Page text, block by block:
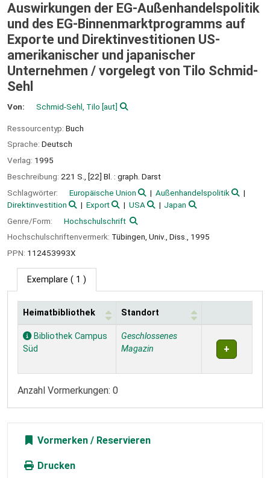
Auswirkungen der EG-Außenhandelspolitik
und des EG-Binnenmarktprogramms auf
Exporte und Direktinvestitionen US-
amerikanischer und japanischer
Unternehmen / vorgelegt von Tilo Schmid-
Sehl
Von: Schmid-Sehl, Tilo [aut]
Ressourcentyp: Buch
Sprache: Deutsch
Verlag: 1995
Beschreibung: 221 S., [22] Bl. : graph. Darst
Schlagwörter:
Europäische Union
Außenhandelspolitik
Direktinvestition
Export USA
Japan
Genre/Form:
Hochschulschrift
Hochschulschriftenvermerk: Tübingen, Univ., Diss., 1995
PPN: 112453993X
Exemplare ( 1 )
Exemplare
Heimatbibliothek Standort
Bibliothek Campus
Süd
Geschlossenes
Magazin
Anzahl Vormerkungen: 0
Vormerken
Drucken